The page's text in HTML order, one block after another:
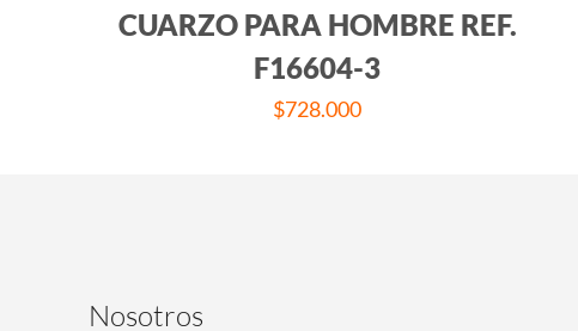
CUARZO PARA HOMBRE REF.
F16604-3
$728.000
Nosotros